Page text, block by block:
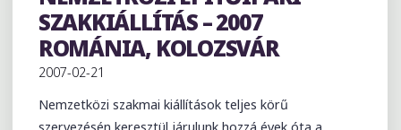
SZAKKIÁLLÍTÁS – 2007
ROMÁNIA, KOLOZSVÁR
2007-02-21
Nemzetközi szakmai kiállítások teljes körű
szervezésén keresztül járulunk hozzá évek óta a